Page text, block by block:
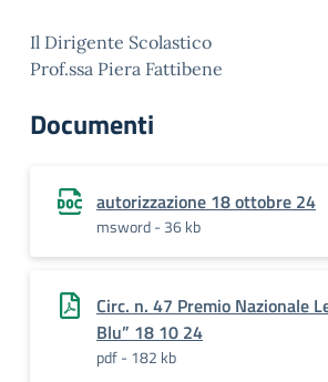
Il Dirigente Scolastico
Prof.ssa Piera Fattibene
Documenti
autorizzazione 18 ottobre 24
msword - 36 kb
Circ. n. 47 Premio Nazionale
Blu” 18 10 24
pdf - 182 kb